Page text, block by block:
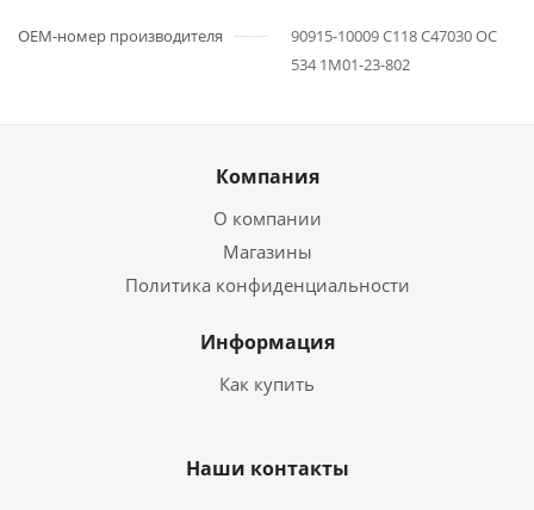
OEM-номер производителя
90915-10009 C118 C47030 OC
534 1M01-23-802
Компания
О компании
Магазины
Политика конфиденциальности
Информация
Как купить
Наши контакты